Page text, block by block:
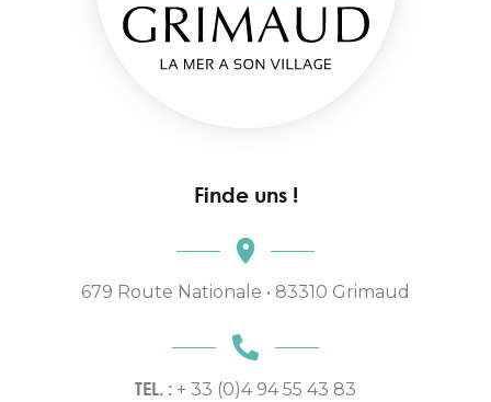
Finde uns !
679 Route Nationale • 83310 Grimaud
TEL. : + 33 (0)4 94 55 43 83